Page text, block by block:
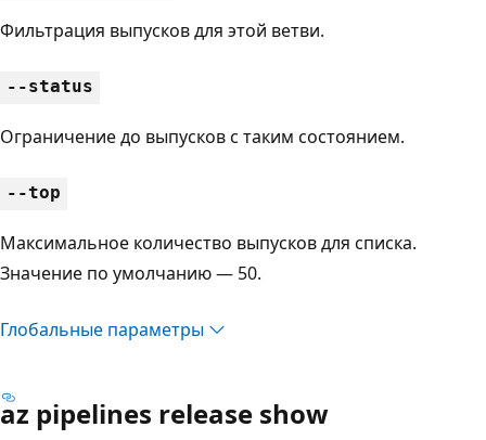
Фильтрация выпусков для этой ветви.
--status
Ограничение до выпусков с таким состоянием.
--top
Максимальное количество выпусков для списка.
Значение по умолчанию — 50.
Глобальные параметры
az pipelines release show